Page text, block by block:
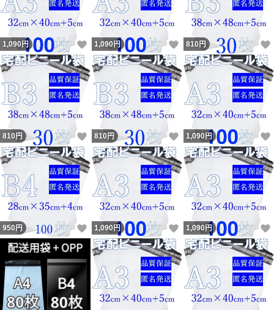
1,090円 いいね！
1,090円 いいね！
810円
810円 いいね！
810円 いいね！
1,090円
950円 いいね！
1,090円 いいね！
1,090円